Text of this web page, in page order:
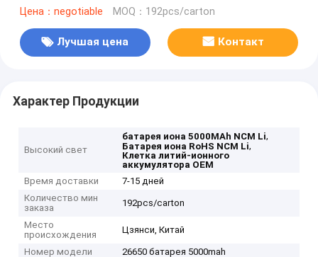
Цена：negotiable MOQ：192pcs/carton
Лучшая цена Контакт
Характер Продукции
Высокий свет
батарея иона 5000MAh NCM Li,
Батарея иона RoHS NCM Li,
Клетка литий-ионного
аккумулятора OEM
Время доставки
7-15 дней
Количество мин
заказа
192pcs/carton
Место
происхождения
Цзянси, Китай
Номер модели
26650 батарея 5000mah